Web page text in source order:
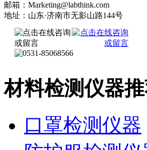
邮箱：Marketing@labthink.com
地址：山东·济南市无影山路144号
材料检测仪器
口罩检测仪器